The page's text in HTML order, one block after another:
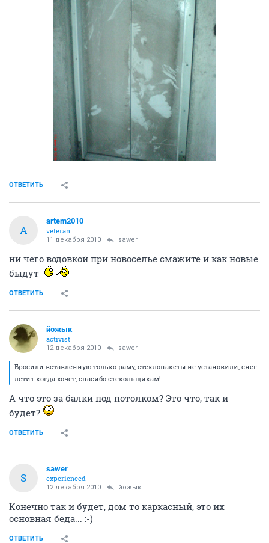
ОТВЕТИТЬ
A
artem2010
veteran
11 декабря 2010 sawer
ни чего водовкой при новоселье смажите и как новые
быдут
ОТВЕТИТЬ
йожык
activist
12 декабря 2010 sawer
Бросили вставленную только раму, стеклопакеты не установили, снег
летит когда хочет, спасибо стекольщикам!
А что это за балки под потолком? Это что, так и
будет?
ОТВЕТИТЬ
S
sawer
experienced
12 декабря 2010 йожык
Конечно так и будет, дом то каркасный, это их
основная беда... :-)
ОТВЕТИТЬ